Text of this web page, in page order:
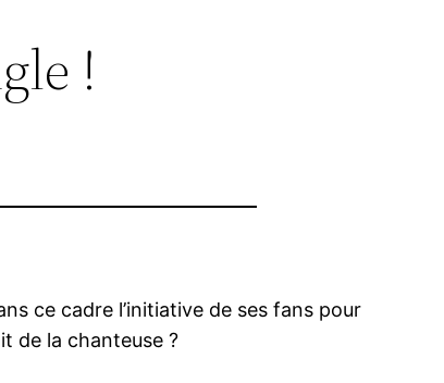
!
ce cadre l’initiative de ses fans pour
de la chanteuse ?